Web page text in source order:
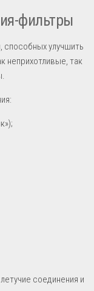
фильтры
улучшить
неприхотливые, так
соединения и